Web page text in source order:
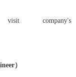
company's
）